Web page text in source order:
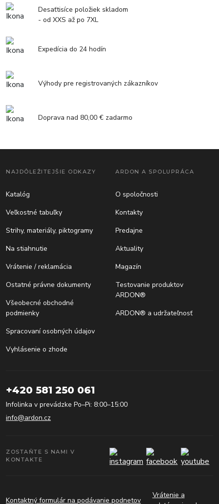
Desaťtisíce položiek skladom
- od XXS až po 7XL
Expedícia do 24 hodín
Výhody pre registrovaných zákazníkov
Doprava nad 80,00 € zadarmo
NAJDÔLEŽITEJŠIE ODKAZY
Katalóg
Veľkostné tabuľky
Strihy, materiály, piktogramy
Na stiahnutie
Vrátenie / reklamácia
Ostatné právne dokumenty
Všeobecné obchodné
podmienky
Spracovaní osobných údajov
Vyhlásenie o zhode
ARDON A SPOLUPRÁCA
O spoločnosti
Kontakty
Predajne
Aktuality
Magazín
Testovanie produktov
ARDON®
ARDON® a udržateľnosť
+420 581 250 061
Infolinka v prevádzke Po–Pi: 8:00–15:00
info@ardon.cz
ZOSTAŇTE S NAMI V
KONTAKTE
Kontaktný formulár na podávanie podnetov
Vrátenie a